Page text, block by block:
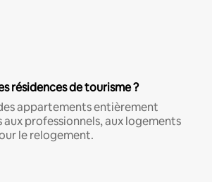
résidences de tourisme ?
appartements entièrement
aux professionnels, aux logements
le relogement.